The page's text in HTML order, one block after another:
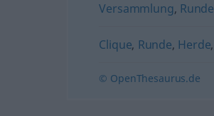
Versammlung, Runde
Clique, Runde, Herde,
© OpenThesaurus.de